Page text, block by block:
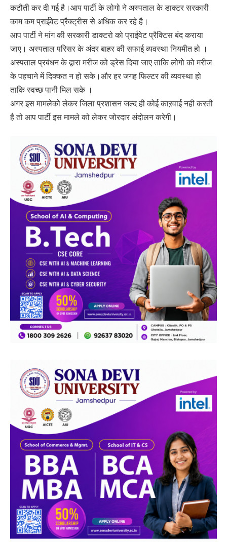
कटौती कर दी गई है।आप पार्टी के लोगो ने अस्पताल के डाक्टर सरकारी
काम कम प्राईवेट प्रैक्ट्रीस से अधिक कर रहे है।
आप पार्टी ने मांग की सरकारी डाक्टरो को प्राईवेट प्रैक्टिस बंद कराया
जाए। अस्पताल परिसर के अंदर बाहर की सफाई व्यवस्था नियमीत हो ।
अस्पताल प्रबंधन के द्वारा मरीज को ड्रेस दिया जाए ताकि लोगो को मरीज
के पहचाने में दिक्कत न हो सके।और हर जगह फिल्टर की व्यवस्था हो
ताकि स्वच्छ पानी मिल सके ।
अगर इस मामलेको लेकर जिला प्रशासन जल्द ही कोई काऱवाई नही करती
है तो आप पार्टी इस मामले को लेकर जोरदार अंदोलन करेगी।